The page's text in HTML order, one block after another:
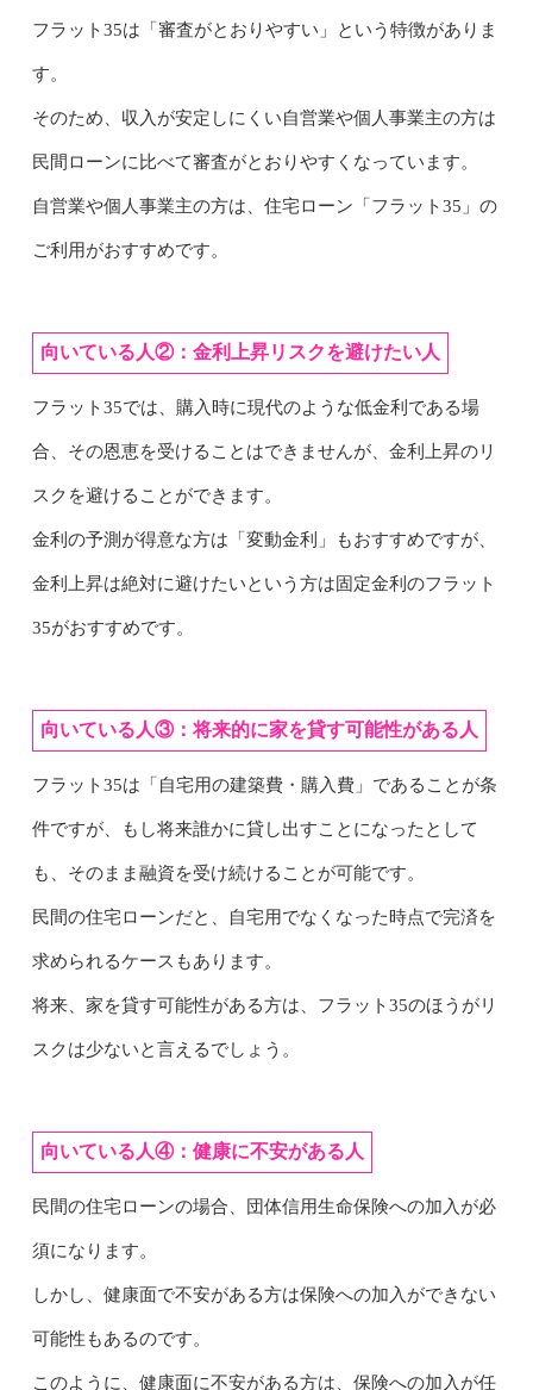
フラット35は「審査がとおりやすい」という特徴がありま
す。
そのため、収入が安定しにくい自営業や個人事業主の方は
民間ローンに比べて審査がとおりやすくなっています。
自営業や個人事業主の方は、住宅ローン「フラット35」の
ご利用がおすすめです。
向いている人②：金利上昇リスクを避けたい人
フラット35では、購入時に現代のような低金利である場
合、その恩恵を受けることはできませんが、金利上昇のリ
スクを避けることができます。
金利の予測が得意な方は「変動金利」もおすすめですが、
金利上昇は絶対に避けたいという方は固定金利のフラット
35がおすすめです。
向いている人③：将来的に家を貸す可能性がある人
フラット35は「自宅用の建築費・購入費」であることが条
件ですが、もし将来誰かに貸し出すことになったとして
も、そのまま融資を受け続けることが可能です。
民間の住宅ローンだと、自宅用でなくなった時点で完済を
求められるケースもあります。
将来、家を貸す可能性がある方は、フラット35のほうがリ
スクは少ないと言えるでしょう。
向いている人④：健康に不安がある人
民間の住宅ローンの場合、団体信用生命保険への加入が必
須になります。
しかし、健康面で不安がある方は保険への加入ができない
可能性もあるのです。
このように、健康面に不安がある方は、保険への加入が任